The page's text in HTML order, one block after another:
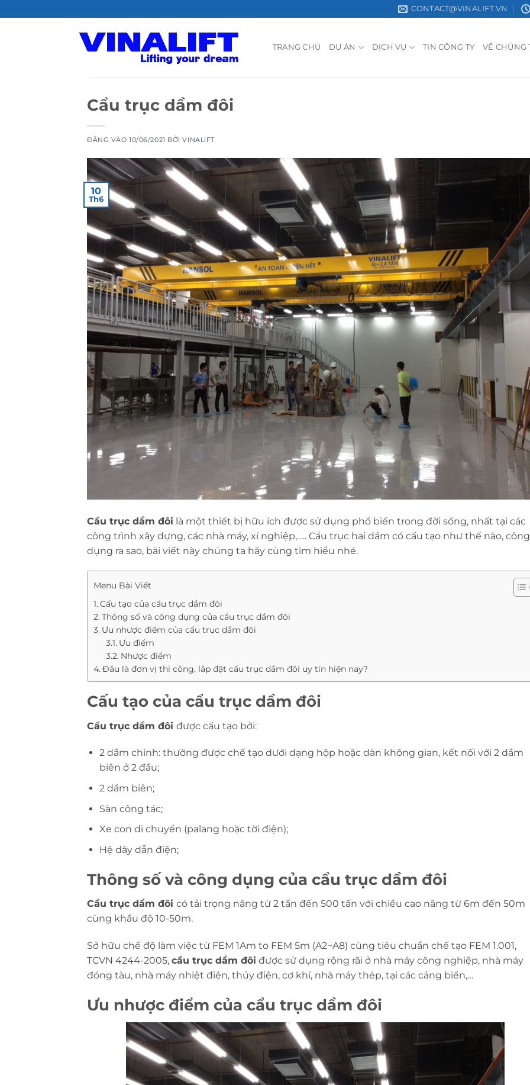
qua
CONTACT@VINALIFT.VN
TRANG CHỦ DỰ ÁN DỊCH VỤ TIN CÔNG TY VỀ CHÚNG
Cẩu trục dầm đôi
ĐĂNG VÀO10/06/2021 BỞIVINALIFT
10
Th6
Cẩu trục dầm đôi là một thiết bị hữu ích được sử dụng phổ biến trong đời sống, nhất tại các
công trình xây dựng, các nhà máy, xí nghiệp,….. Cẩu trục hai dầm có cấu tạo như thế nào, công
dụng ra sao, bài viết này chúng ta hãy cùng tìm hiểu nhé.
Menu Bài Viết
Cấu tạo của cẩu trục dầm đôi
Thông số và công dụng của cẩu trục dầm đôi
Ưu nhược điểm của cẩu trục dầm đôi
Ưu điểm
Nhược điểm
Đâu là đơn vị thi công, lắp đặt cẩu trục dầm đôi uy tín hiện nay?
Cấu tạo của cẩu trục dầm đôi
Cẩu trục dầm đôi được cấu tạo bởi:
2 dầm chính: thường được chế tạo dưới dạng hộp hoặc dàn không gian, kết nối với 2 dầm
biên ở 2 đầu;
2 dầm biên;
Sàn công tác;
Xe con di chuyển (palang hoặc tời điện);
Hệ dây dẫn điện;
Thông số và công dụng của cẩu trục dầm đôi
Cẩu trục dầm đôi có tải trọng nâng từ 2 tấn đến 500 tấn với chiều cao nâng từ 6m đến 50m
cùng khẩu độ 10-50m.
Sở hữu chế độ làm việc từ FEM 1Am to FEM 5m (A2~A8) cùng tiêu chuẩn chế tạo FEM 1.001,
TCVN 4244-2005, cẩu trục dầm đôi được sử dụng rộng rãi ở nhà máy công nghiệp, nhà máy
đóng tàu, nhà máy nhiệt điện, thủy điện, cơ khí, nhà máy thép, tại các cảng biển,…
Ưu nhược điểm của cẩu trục dầm đôi